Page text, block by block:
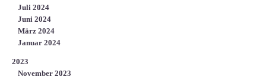
Juli 2024
Juni 2024
März 2024
Januar 2024
2023
November 2023